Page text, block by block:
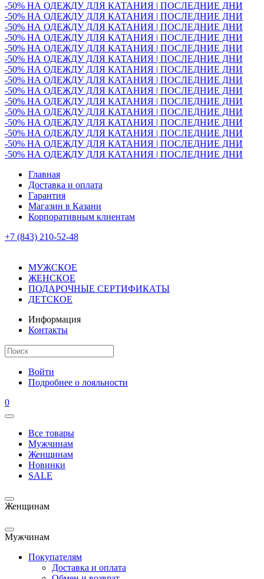
-50% НА ОДЕЖДУ ДЛЯ КАТАНИЯ | ПОСЛЕДНИЕ ДНИ
-50% НА ОДЕЖДУ ДЛЯ КАТАНИЯ | ПОСЛЕДНИЕ ДНИ
-50% НА ОДЕЖДУ ДЛЯ КАТАНИЯ | ПОСЛЕДНИЕ ДНИ
-50% НА ОДЕЖДУ ДЛЯ КАТАНИЯ | ПОСЛЕДНИЕ ДНИ
-50% НА ОДЕЖДУ ДЛЯ КАТАНИЯ | ПОСЛЕДНИЕ ДНИ
-50% НА ОДЕЖДУ ДЛЯ КАТАНИЯ | ПОСЛЕДНИЕ ДНИ
-50% НА ОДЕЖДУ ДЛЯ КАТАНИЯ | ПОСЛЕДНИЕ ДНИ
-50% НА ОДЕЖДУ ДЛЯ КАТАНИЯ | ПОСЛЕДНИЕ ДНИ
-50% НА ОДЕЖДУ ДЛЯ КАТАНИЯ | ПОСЛЕДНИЕ ДНИ
-50% НА ОДЕЖДУ ДЛЯ КАТАНИЯ | ПОСЛЕДНИЕ ДНИ
-50% НА ОДЕЖДУ ДЛЯ КАТАНИЯ | ПОСЛЕДНИЕ ДНИ
-50% НА ОДЕЖДУ ДЛЯ КАТАНИЯ | ПОСЛЕДНИЕ ДНИ
-50% НА ОДЕЖДУ ДЛЯ КАТАНИЯ | ПОСЛЕДНИЕ ДНИ
-50% НА ОДЕЖДУ ДЛЯ КАТАНИЯ | ПОСЛЕДНИЕ ДНИ
-50% НА ОДЕЖДУ ДЛЯ КАТАНИЯ | ПОСЛЕДНИЕ ДНИ
Главная
Доставка и оплата
Гарантия
Магазин в Казани
Корпоративным клиентам
+7 (843) 210-52-48
МУЖСКОЕ
ЖЕНСКОЕ
ПОДАРОЧНЫЕ СЕРТИФИКАТЫ
ДЕТСКОЕ
Информация
Контакты
Войти
Подробнее о лояльности
0
Все товары
Мужчинам
Женщинам
Новинки
SALE
Женщинам
Мужчинам
Покупателям
Доставка и оплата